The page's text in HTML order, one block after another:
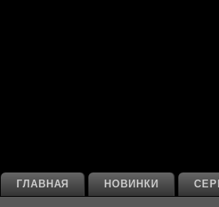
НОВИНКИ
ГЛАВНАЯ